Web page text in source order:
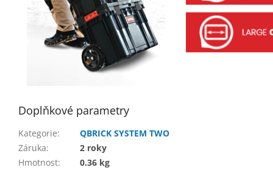
Doplňkové parametry
Kategorie:
QBRICK SYSTEM TWO
Záruka:
2 roky
Hmotnost:
0.36 kg